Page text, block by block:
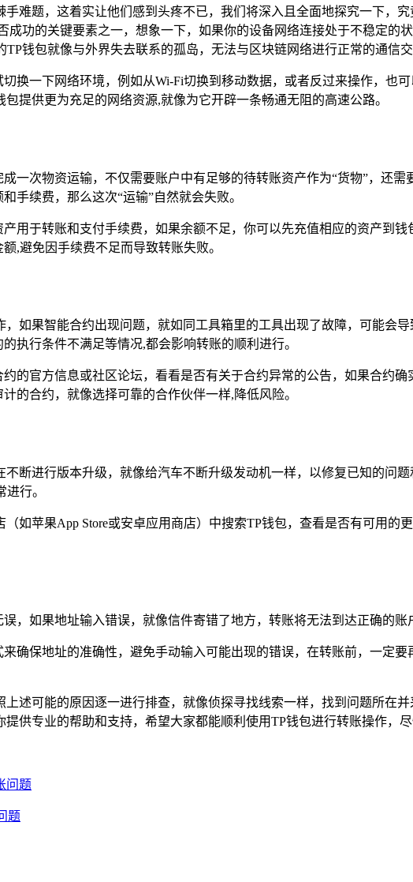
难题，这着实让他们感到头疼不已，我们将深入且全面地探究一下，
功的关键要素之一，想象一下，如果你的设备网络连接处于不稳定的
钱包就像与外界失去联系的孤岛，无法与区块链网络进行正常的通信交
换一下网络环境，例如从Wi-Fi切换到移动数据，或者反过来操作，也
提供更为充足的网络资源,就像为它开辟一条畅通无阻的高速公路。
一次物资运输，不仅需要账户中有足够的待转账资产作为“货物”，还
手续费，那么这次“运输”自然就会失败。
用于转账和支付手续费，如果余额不足，你可以先充值相应的资产到
,避免因手续费不足而导致转账失败。
如果智能合约出现问题，就如同工具箱里的工具出现了故障，可能会
执行条件不满足等情况,都会影响转账的顺利进行。
的官方信息或社区论坛，看看是否有关于合约异常的公告，如果合约
的合约，就像选择可靠的合作伙伴一样,降低风险。
断进行版本升级，就像给汽车不断升级发动机一样，以修复已知的问
行。
如苹果App Store或安卓应用商店）中搜索TP钱包，查看是否有可用的
，如果地址输入错误，就像信件寄错了地方，转账将无法到达正确的账
确保地址的准确性，避免手动输入可能出现的错误，在转账前，一定
述可能的原因逐一进行排查，就像侦探寻找线索一样，找到问题所在
供专业的帮助和支持，希望大家都能顺利使用TP钱包进行转账操作，
问题
题